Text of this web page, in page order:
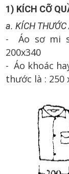
1) KÍCH CỠ
a. KÍCH
- Áo sơ mi
200x340
- Áo khoác
thước là : 250